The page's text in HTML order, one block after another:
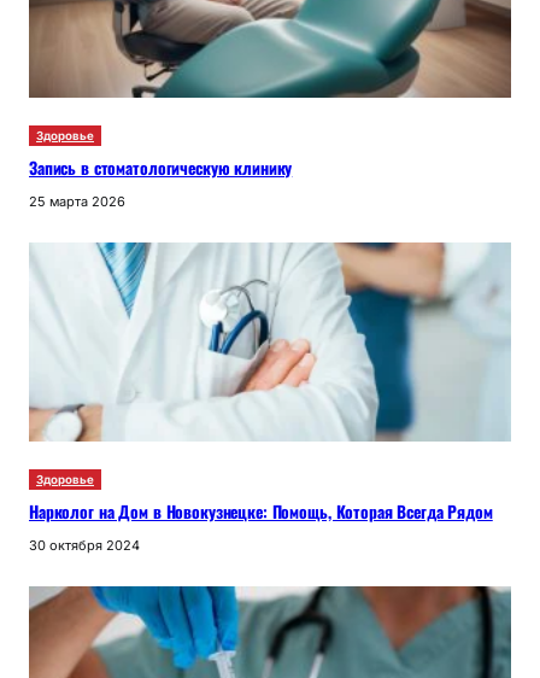
Здоровье
Запись в стоматологическую клинику
25 марта 2026
Здоровье
Нарколог на Дом в Новокузнецке: Помощь, Которая Всегда Рядом
30 октября 2024